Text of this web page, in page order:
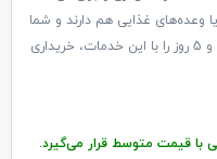
وعده‌های غذایی هم دارند و شما
می‌توانید با توجه به نیازتان، تور دبی 4 شب و 5 روز را با این خدمات، خریداری